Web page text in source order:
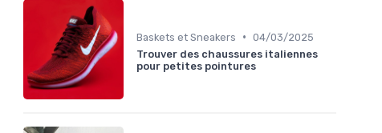
Baskets et Sneakers • 04/03/2025
Trouver des chaussures italiennes
pour petites pointures